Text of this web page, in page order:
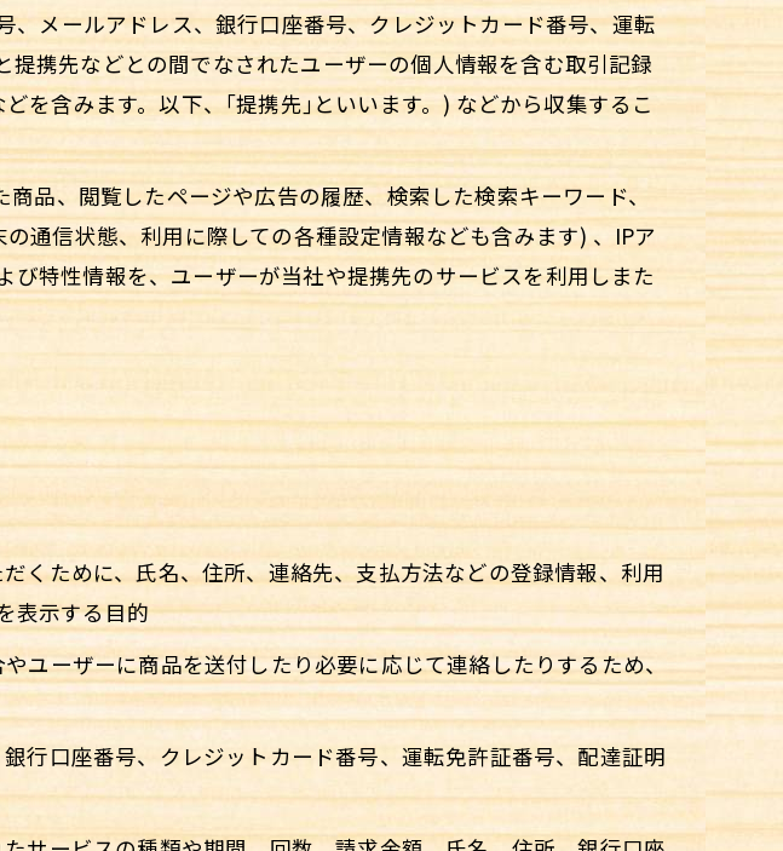
メールアドレス、銀行口座番号、クレジットカード番号、運転
携先などとの間でなされたユーザーの個人情報を含む取引記録
を含みます。以下、｢提携先｣といいます。) などから収集するこ
品、閲覧したページや広告の履歴、検索した検索キーワード、
通信状態、利用に際しての各種設定情報なども含みます) 、IPア
特性情報を、ユーザーが当社や提携先のサービスを利用しまた
くために、氏名、住所、連絡先、支払方法などの登録情報、利用
表示する目的
ユーザーに商品を送付したり必要に応じて連絡したりするため、
行口座番号、クレジットカード番号、運転免許証番号、配達証明